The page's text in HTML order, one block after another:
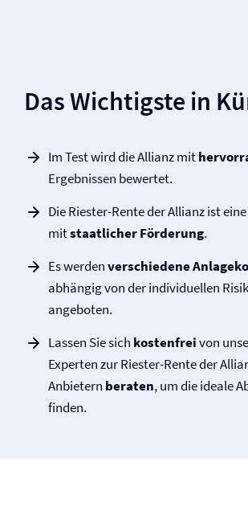
Das Wichtigste in
Im Test wird die Allianz mit
Ergebnissen bewertet.
Die Riester-Rente der Allianz ist
mitstaatlicher Förderung.
Es werdenverschiedene
abhängig von der individuellen
angeboten.
Lassen Sie sich kostenfreivon
Experten zur Riester-Rente der
Anbietern beraten, um die ideale
finden.